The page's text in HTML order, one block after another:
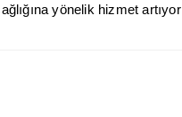
yönelik hizmet artıyor